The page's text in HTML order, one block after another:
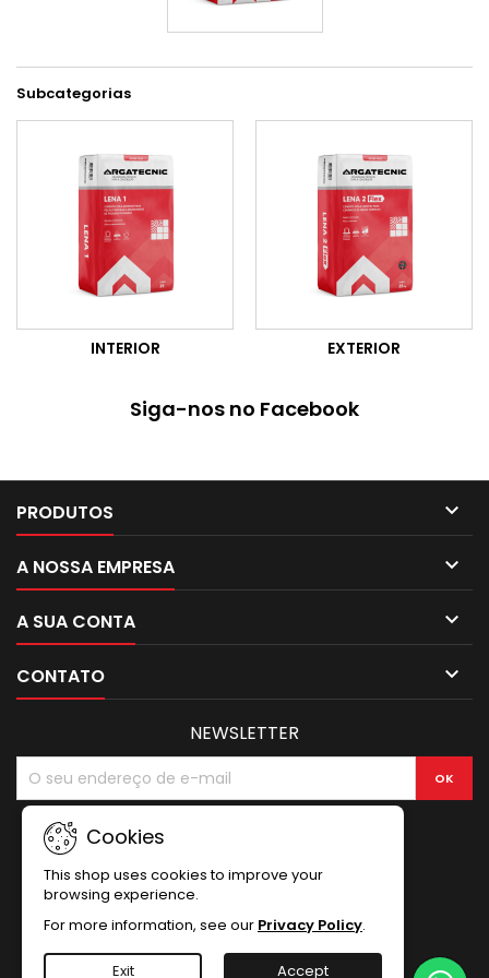
Subcategorias
INTERIOR EXTERIOR
Siga-nos no Facebook
PRODUTOS 
A NOSSA EMPRESA 
A SUA CONTA 
CONTATO 
Cookies
This shop uses cookies to improve your
browsing experience.
For more information, see our Privacy Policy.
Exit Accept
NEWSLETTER